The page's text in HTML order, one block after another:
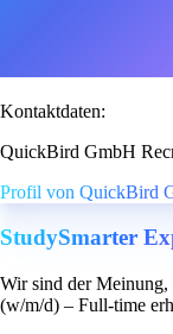
Kontaktdaten:
QuickBird GmbH
Profil von QuickBird
StudySmarter
Wir sind der Meinung,
(w/m/d) – Full-time